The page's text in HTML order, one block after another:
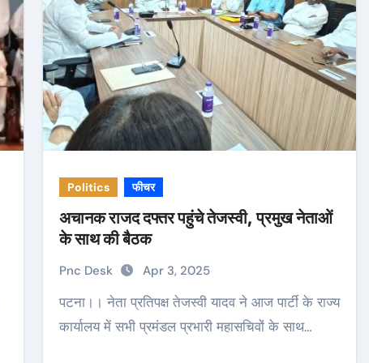
Politics फीचर
अचानक राजद दफ्तर पहुंचे तेजस्वी, प्रमुख नेताओं
के साथ की बैठक
Pnc Desk Apr 3, 2025
पटना।। नेता प्रतिपक्ष तेजस्वी यादव ने आज पार्टी के राज्य
कार्यालय में सभी प्रमंडल प्रभारी महासचिवों के साथ…